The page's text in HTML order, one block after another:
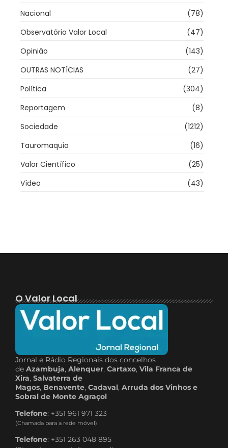
Nacional
(78)
Observatório Valor Local
(47)
Opinião
(143)
OUTRAS NOTÍCIAS
(27)
Política
(304)
Reportagem
(8)
Sociedade
(1212)
Tauromaquia
(16)
Valor Científico
(25)
Vídeo
(43)
O Valor Local
Jornal e Rádio Regionais dos concelhos
de Azambuja, Alenquer, Cartaxo, Vila Franca de
Xira, Salvaterra de
Magos, Benavente, Cadaval, Arruda dos Vinhos e
Sobral de Monte Agraçol
Telefone: +351 961 971 323
(Chamada para a rede móvel)
Telefone: +351 263 048 895